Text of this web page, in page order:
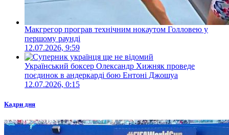
Макгрегор програв технічним нокаутом Голловею у
першому раунді
12.07.2026, 9:59
Український боксер Олександр Хижняк проведе
поєдинок в андеркарді бою Ентоні Джошуа
12.07.2026, 0:15
Кадри дня